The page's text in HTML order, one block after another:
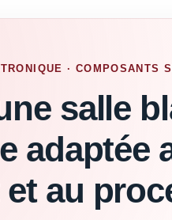
· COMPOSANTS
salle
adaptée
au